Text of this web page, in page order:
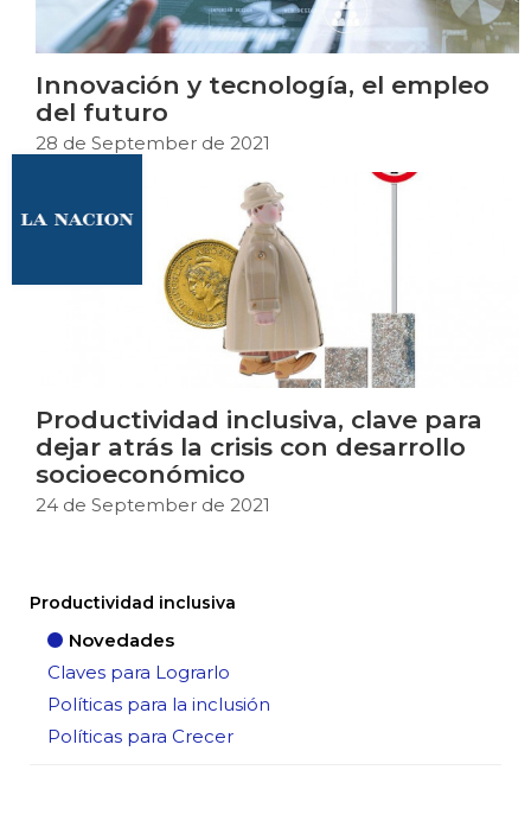
Innovación y tecnología, el empleo
del futuro
28 de September de 2021
Productividad inclusiva, clave para
dejar atrás la crisis con desarrollo
socioeconómico
24 de September de 2021
Productividad inclusiva
Novedades
Claves para Lograrlo
Políticas para la inclusión
Políticas para Crecer